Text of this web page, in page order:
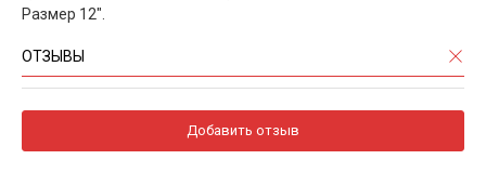
Размер 12".
ОТЗЫВЫ
Добавить отзыв